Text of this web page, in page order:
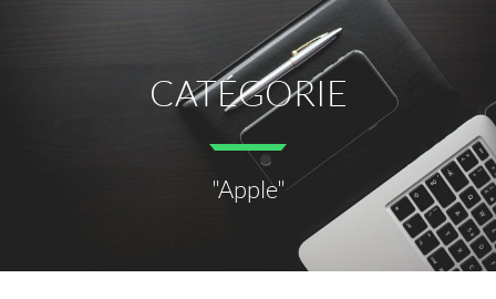
CATÉGORIE
"Apple"